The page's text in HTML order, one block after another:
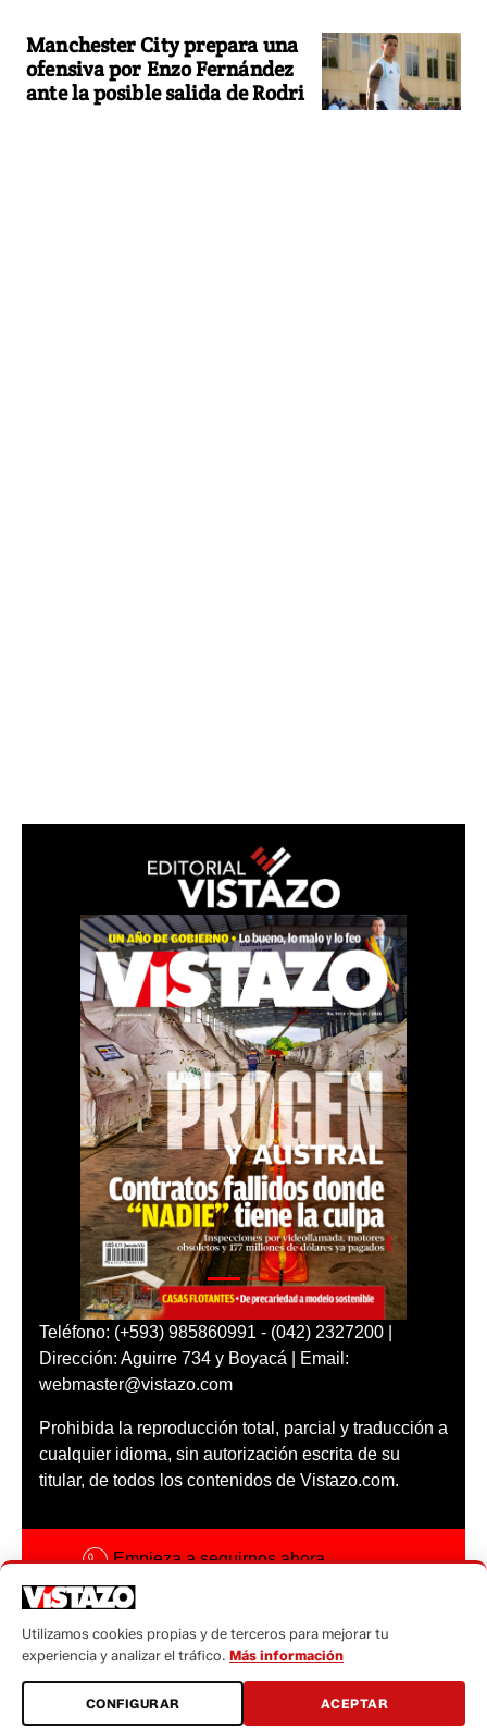
Manchester City prepara una
ofensiva por Enzo Fernández
ante la posible salida de Rodri
Teléfono: (+593) 985860991 - (042) 2327200 |
Dirección: Aguirre 734 y Boyacá | Email:
webmaster@vistazo.com
Prohibida la reproducción total, parcial y traducción a
cualquier idioma, sin autorización escrita de su
titular, de todos los contenidos de Vistazo.com.
Empieza a seguirnos ahora
Código ética
Sugerencias a:
sugerencias@vistazo.com
Utilizamos cookies propias y de terceros para mejorar tu
experiencia y analizar el tráfico. Más información
CONFIGURAR ACEPTAR